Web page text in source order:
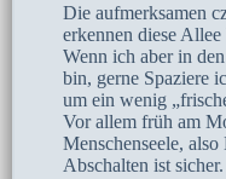
Die aufmerksamen
erkennen diese Allee
Wenn ich aber in
bin, gerne Spaziere
um ein wenig
Vor allem früh am
Menschenseele,
Abschalten ist sicher.